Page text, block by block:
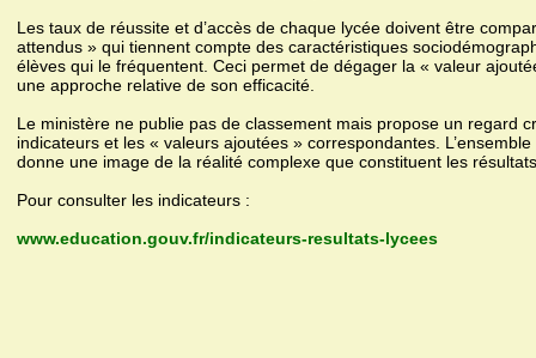
Les taux de réussite et d’accès de chaque lycée doivent être
attendus » qui tiennent compte des caractéristiques
élèves qui le fréquentent. Ceci permet de dégager la « valeur
une approche relative de son efficacité.
Le ministère ne publie pas de classement mais propose un regard
indicateurs et les « valeurs ajoutées » correspondantes.
donne une image de la réalité complexe que constituent les
Pour consulter les indicateurs :
www.education.gouv.fr/indicateurs-resultats-lycees